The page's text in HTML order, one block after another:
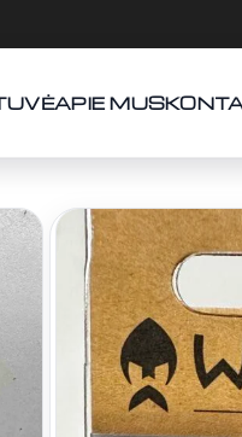
APIE MUS
Pradžia Stingeriai